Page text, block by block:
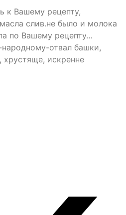
к Вашему рецепту,
слив.не было и молока
по Вашему рецепту…
отвал башки,
хрустяще, искренне